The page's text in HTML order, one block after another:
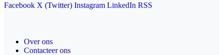
Facebook X (Twitter) Instagram LinkedIn RSS
Over ons
Contacteer ons